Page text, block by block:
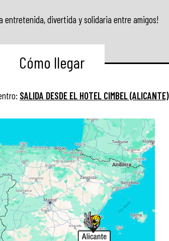
entretenida, divertida y solidaria entre amigos!
Cómo llegar
SALIDA DESDE EL HOTEL CIMBEL (ALICANTE)